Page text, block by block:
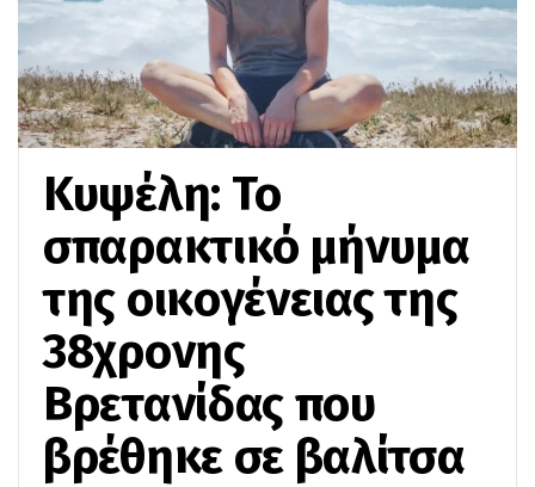
Κυψέλη: Το
σπαρακτικό μήνυμα
της οικογένειας της
38χρονης
Βρετανίδας που
βρέθηκε σε βαλίτσα